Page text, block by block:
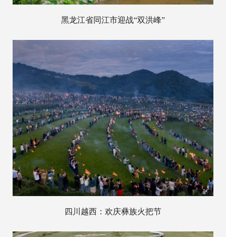
黑龙江省同江市迎战“双洪峰”
四川越西：欢庆彝族火把节